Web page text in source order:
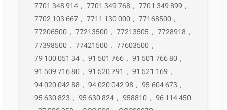
7701 348 914 , 7701 349 768 , 7701 349 899 ,
7702 103 667 , 7711 130 000 , 77168500 ,
77206500 , 77213500 , 77213505 , 7728918 ,
77398500 , 77421500 , 77603500 ,
79 100 051 34 , 91 501 766 , 91 501 766 80 ,
91 509 716 80 , 91 520 791 , 91 521 169 ,
94 020 042 88 , 94 020 042 98 , 95 604 673 ,
95 630 823 , 95 630 824 , 958810 , 96 114 450